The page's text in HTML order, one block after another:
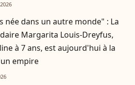
née dans un autre monde" : La
Margarita Louis-Dreyfus,
à 7 ans, est aujourd'hui à la
empire